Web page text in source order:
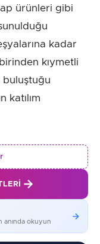
ürünleri gibi
kadar
kıymetli
buluştuğu
katılım
anında okuyun